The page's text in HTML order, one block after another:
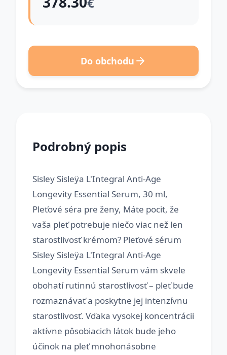
Do obchodu
Podrobný popis
Sisley Sisleÿa L'Integral Anti-Age
Longevity Essential Serum, 30 ml,
Pleťové séra pre ženy, Máte pocit, že
vaša pleť potrebuje niečo viac než len
starostlivosť krémom? Pleťové sérum
Sisley Sisleÿa L'Integral Anti-Age
Longevity Essential Serum vám skvele
obohatí rutinnú starostlivosť – pleť bude
rozmaznávať a poskytne jej intenzívnu
starostlivosť. Vďaka vysokej koncentrácii
aktívne pôsobiacich látok bude jeho
účinok na pleť mnohonásobne